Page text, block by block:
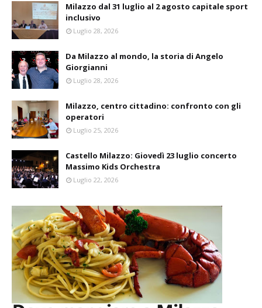
Milazzo dal 31 luglio al 2 agosto capitale sport
inclusivo
Luglio 28, 2026
Da Milazzo al mondo, la storia di Angelo
Giorgianni
Luglio 28, 2026
Milazzo, centro cittadino: confronto con gli
operatori
Luglio 25, 2026
Castello Milazzo: Giovedì 23 luglio concerto
Massimo Kids Orchestra
Luglio 22, 2026